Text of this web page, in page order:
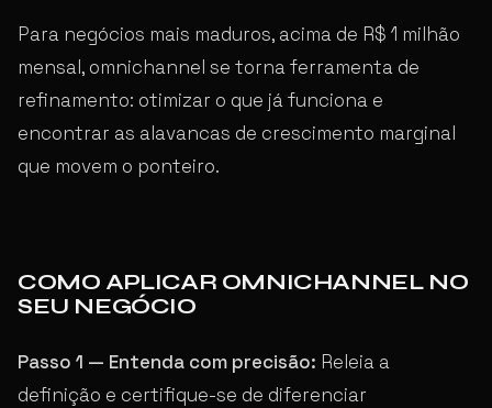
Para negócios mais maduros, acima de R$ 1 milhão
mensal, omnichannel se torna ferramenta de
refinamento: otimizar o que já funciona e
encontrar as alavancas de crescimento marginal
que movem o ponteiro.
COMO APLICAR OMNICHANNEL NO
SEU NEGÓCIO
Passo 1 — Entenda com precisão: Releia a
definição e certifique-se de diferenciar